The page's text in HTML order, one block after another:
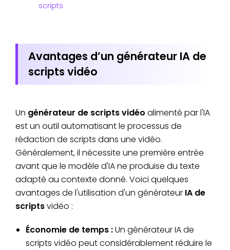
scripts
Avantages d’un générateur IA de
scripts vidéo
Un générateur de scripts vidéo alimenté par l'IA
est un outil automatisant le processus de
rédaction de scripts dans une vidéo.
Généralement, il nécessite une première entrée
avant que le modèle d'IA ne produise du texte
adapté au contexte donné. Voici quelques
avantages de l'utilisation d'un générateur IA de
scriptsvidéo :
Économie de temps :Un générateur IA de
scripts vidéo peut considérablement réduire le